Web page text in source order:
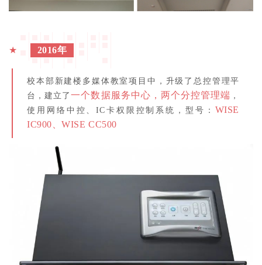
★ 2016年
校本部新建楼多媒体教室项目中，升级了总控管理平
台，建立了一个数据服务中心，两个分控管理端 ，
使用网络中控、IC卡权限控制系统，型号： WISE
IC900、WISE CC500